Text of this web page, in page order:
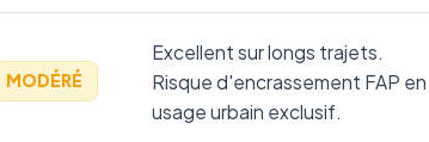
MODÉRÉ
Excellent sur longs trajets.
Risque d'encrassement FAP en
usage urbain exclusif.